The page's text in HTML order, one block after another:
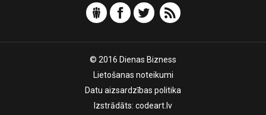
© 2016 Dienas Bizness
Lietošanas noteikumi
Datu aizsardzības politika
Izstrādāts: codeart.lv